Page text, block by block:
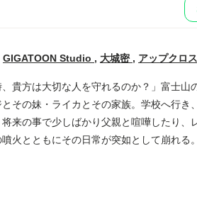
GIGATOON Studio , 大城密 , アップクロス
、貴方は大切な人を守れるのか？」富士
その妹・ライカとその家族。学校へ行き
来の事で少しばかり父親と喧嘩したり、
火とともにその日常が突如として崩れる